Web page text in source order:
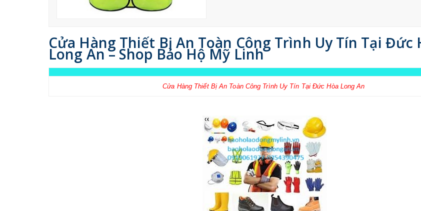
Cửa Hàng Thiết Bị An Toàn Công Trình Uy Tín Tại Đức
Long An – Shop Bảo Hộ Mỹ Linh
Cửa Hàng Thiết Bị An Toàn Công Trình Uy Tín Tại Đức Hòa Long An